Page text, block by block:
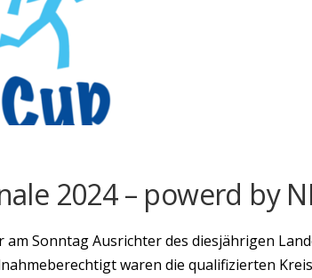
2024 – powerd by
am Sonntag Ausrichter des diesjährigen
waren die qualifizierten